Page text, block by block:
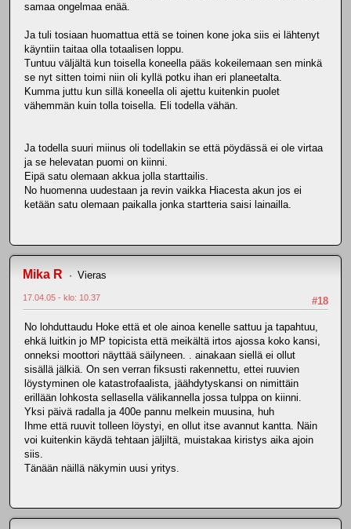
samaa ongelmaa enää.
Ja tuli tosiaan huomattua että se toinen kone joka siis ei lähtenyt
käyntiin taitaa olla totaalisen loppu.
Tuntuu väljältä kun toisella koneella pääs kokeilemaan sen minkä
se nyt sitten toimi niin oli kyllä potku ihan eri planeetalta.
Kumma juttu kun sillä koneella oli ajettu kuitenkin puolet
vähemmän kuin tolla toisella. Eli todella vähän.
Ja todella suuri miinus oli todellakin se että pöydässä ei ole virtaa
ja se helevatan puomi on kiinni.
Eipä satu olemaan akkua jolla starttailis.
No huomenna uudestaan ja revin vaikka Hiacesta akun jos ei
ketään satu olemaan paikalla jonka startteria saisi lainailla.
Mika R Vieras
#18
17.04.05 - klo: 10.37
No lohduttaudu Hoke että et ole ainoa kenelle sattuu ja tapahtuu,
ehkä luitkin jo MP topicista että meikältä irtos ajossa koko kansi,
onneksi moottori näyttää säilyneen. . ainakaan siellä ei ollut
sisällä jälkiä. On sen verran fiksusti rakennettu, ettei ruuvien
löystyminen ole katastrofaalista, jäähdytyskansi on nimittäin
erillään lohkosta sellasella välikannella jossa tulppa on kiinni.
Yksi päivä radalla ja 400e pannu melkein muusina, huh
Ihme että ruuvit tolleen löystyi, en ollut itse avannut kantta. Näin
voi kuitenkin käydä tehtaan jäljiltä, muistakaa kiristys aika ajoin
siis.
Tänään näillä näkymin uusi yritys.